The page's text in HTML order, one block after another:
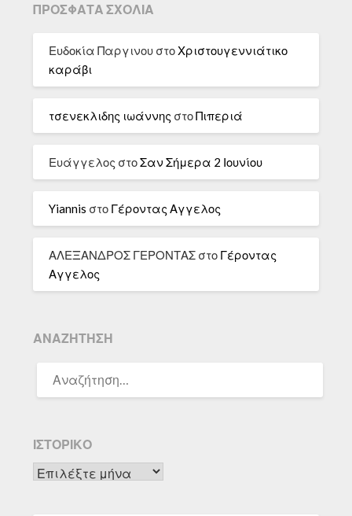
ΠΡΌΣΦΑΤΑ ΣΧΌΛΙΑ
Ευδοκία Παργινου στοΧριστουγεννιάτικο
καράβι
τσενεκλιδης ιωάννης στοΠιπεριά
Ευάγγελος στοΣαν Σήμερα 2 Ιουνίου
Yiannis στο Γέροντας Αγγελος
ΑΛΕΞΑΝΔΡΟΣ ΓΕΡΟΝΤΑΣ στο Γέροντας
Αγγελος
ΑΝΑΖΉΤΗΣΗ
ΓΙΑ:
ΙΣΤΟΡΙΚΌ
Ιστορικό